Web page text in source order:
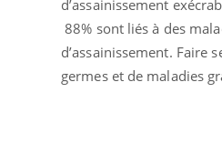
d’assainissement
88% sont liés à des
d’assainissement. Faire
germes et de maladies